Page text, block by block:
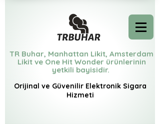
TR Buhar, Manhattan Likit, Amsterdam
Likit ve One Hit Wonder ürünlerinin
yetkili bayisidir.
Orijinal ve Güvenilir Elektronik Sigara
Hizmeti